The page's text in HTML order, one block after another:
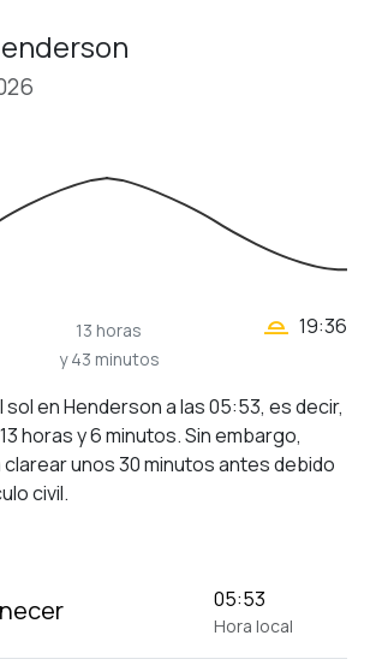
13 horas
y 43 minutos
wb_twilight_2 19:36
sol en Henderson a las 05:53, es decir,
horas y 6 minutos. Sin embargo,
unos 30 minutos antes debido
civil.
05:53
Hora local